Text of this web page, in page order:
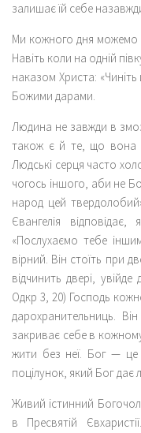
залишає їй себе
Ми кожного дня можемо
Навіть коли на одній
наказом Христа:
Божими дарами.
Людина не завжди в
також є й те, що вона
Людські серця часто
чогось іншого, аби не
народ цей
Євангелія
«Послухаємо тебе
вірний. Він стоїть при
відчинить двері,
Одкр 3, 20) Господь
дарохранительниць.
закриває себе в
жити без неї. Бог —
поцілунок, який Бог дає
Живий істинний
в Пресвятій